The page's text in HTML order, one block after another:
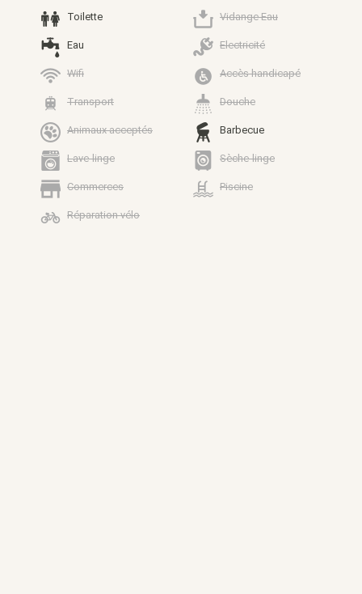
Toilette Vidange Eau
Eau Electricité
Wifi Accès handicapé
Transport Douche
Animaux acceptés Barbecue
Lave-linge Sèche-linge
Commerces Piscine
Réparation vélo